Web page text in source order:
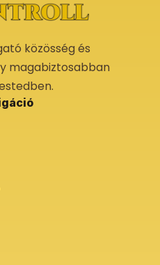
közösség és
magabiztosabban